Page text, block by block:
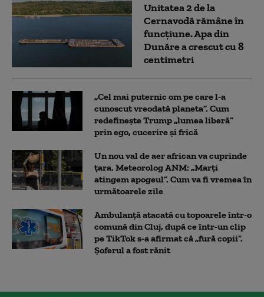
Unitatea 2 de la
Cernavodă rămâne în
funcțiune. Apa din
Dunăre a crescut cu 8
centimetri
„Cel mai puternic om pe care l-a
cunoscut vreodată planeta”. Cum
redefinește Trump „lumea liberă”
prin ego, cucerire și frică
Un nou val de aer african va cuprinde
țara. Meteorolog ANM: „Marți
atingem apogeul”. Cum va fi vremea în
următoarele zile
Ambulanţă atacată cu topoarele într-o
comună din Cluj, după ce într-un clip
pe TikTok s-a afirmat că „fură copii”.
Șoferul a fost rănit